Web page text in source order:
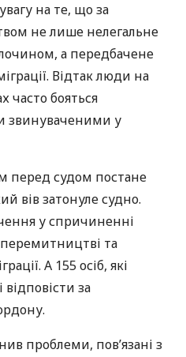
на те, що за
не лише нелегальне
а передбачене
Відтак люди на
часто бояться
звинуваченими у
перед судом постане
вів затонуле судно.
у спричиненні
та
А 155 осіб, які
за
проблеми, пов’язані з